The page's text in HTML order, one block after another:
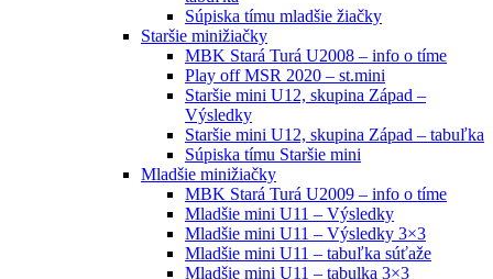
Súpiska tímu mladšie žiačky
Staršie minižiačky
MBK Stará Turá U2008 – info o tíme
Play off MSR 2020 – st.mini
Staršie mini U12, skupina Západ –
Výsledky
Staršie mini U12, skupina Západ – tabuľka
Súpiska tímu Staršie mini
Mladšie minižiačky
MBK Stará Turá U2009 – info o tíme
Mladšie mini U11 – Výsledky
Mladšie mini U11 – Výsledky 3×3
Mladšie mini U11 – tabuľka súťaže
Mladšie mini U11 – tabulka 3×3